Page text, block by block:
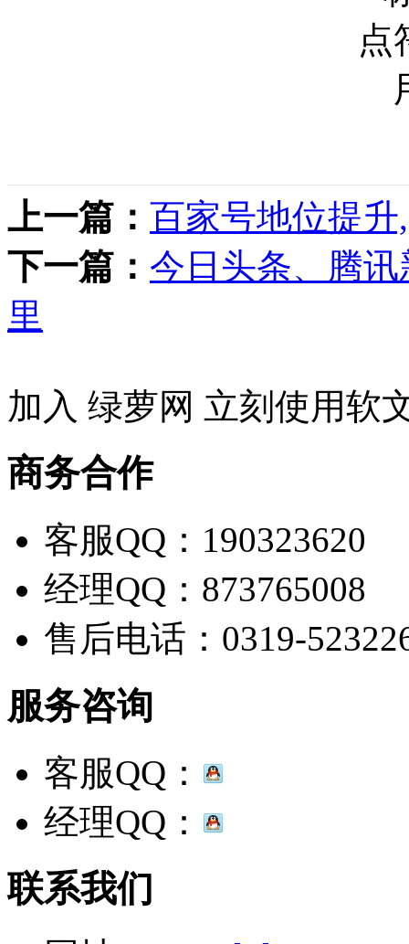
上一篇： 百家号地位提
下一篇： 今日头条、腾
里
加入 绿萝网 立刻使用软
商务合作
客服QQ：190323620
经理QQ：873765008
售后电话：0319-
服务咨询
客服QQ：
经理QQ：
联系我们